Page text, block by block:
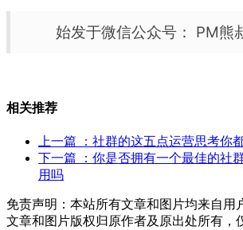
始发于微信公众号： PM熊
相关推荐
上一篇
：社群的这五点运营思考你
下一篇
：你是否拥有一个最佳的社
用吗
免责声明：本站所有文章和图片均来自用
文章和图片版权归原作者及原出处所有，